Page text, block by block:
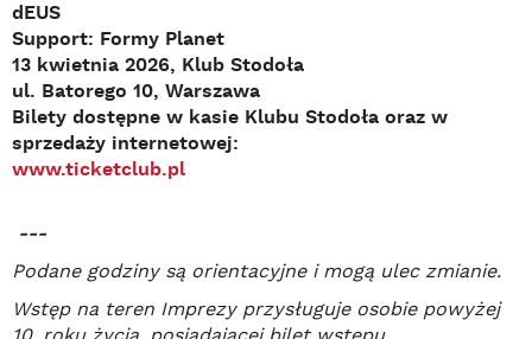
dEUS
Support: Formy Planet
13 kwietnia 2026, Klub Stodoła
ul. Batorego 10, Warszawa
Bilety dostępne w kasie Klubu Stodoła oraz w
sprzedaży internetowej:
www.ticketclub.pl
---
Podane godziny są orientacyjne i mogą ulec zmianie.
Wstęp na teren Imprezy przysługuje osobie powyżej